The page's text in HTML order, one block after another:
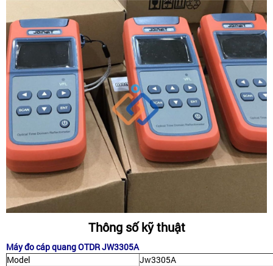
Thông số kỹ thuật
Máy đo cáp quang OTDR JW3305A
Model
Jw3305A